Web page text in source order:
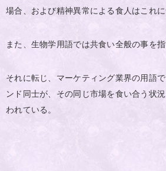
場合、および精神異常による食人はこれに
また、生物学用語では共食い全般の事を指
それに転じ、マーケティング業界の用語
ンド同士が、その同じ市場を食い合う状
われている。